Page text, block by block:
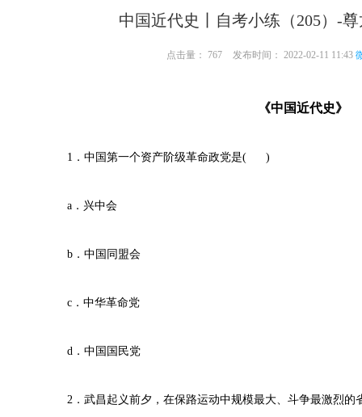
中国近代史丨自考小练（205）-
点击量： 767 发布时间： 2022-02-11 11:43
《中国近代史》
1．中国第一个资产阶级革命政党是( )
a．兴中会
b．中国同盟会
c．中华革命党
d．中国国民党
2．武昌起义前夕，在保路运动中规模最大、斗争最激烈